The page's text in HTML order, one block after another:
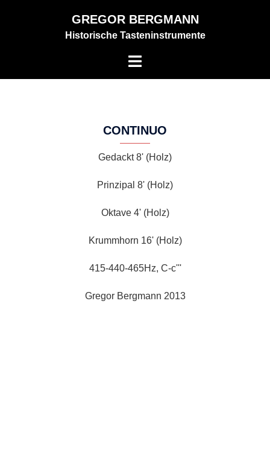
GREGOR BERGMANN
Historische Tasteninstrumente
Menü
CONTINUO
Gedackt 8' (Holz)
Prinzipal 8' (Holz)
Oktave 4' (Holz)
Krummhorn 16' (Holz)
415-440-465Hz, C-c'''
Gregor Bergmann 2013